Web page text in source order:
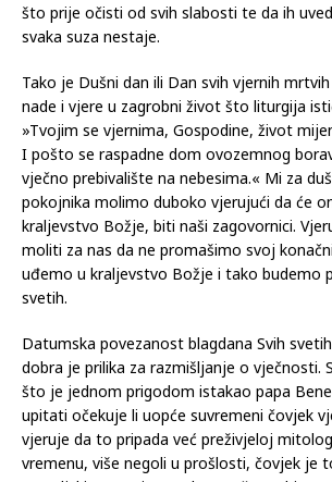
što prije očisti od svih slabosti te da ih
svaka suza nestaje.
Tako je Dušni dan ili Dan svih vjernih
nade i vjere u zagrobni život što liturgija
»Tvojim se vjernima, Gospodine, život
I pošto se raspadne dom ovozemnog
vječno prebivalište na nebesima.« Mi za
pokojnika molimo duboko vjerujući da će
kraljevstvo Božje, biti naši zagovornici.
moliti za nas da ne promašimo svoj
uđemo u kraljevstvo Božje i tako budemo
svetih.
Datumska povezanost blagdana Svih
dobra je prilika za razmišljanje o vječnosti.
što je jednom prigodom istakao papa
upitati očekuje li uopće suvremeni čovjek
vjeruje da to pripada već preživjeloj
vremenu, više negoli u prošlosti, čovjek je